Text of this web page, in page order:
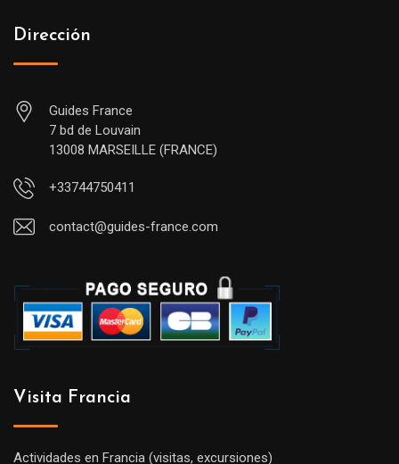
Dirección
Guides France
7 bd de Louvain
13008 MARSEILLE (FRANCE)
+33744750411
contact@guides-france.com
Visita Francia
Actividades en Francia (visitas, excursiones)